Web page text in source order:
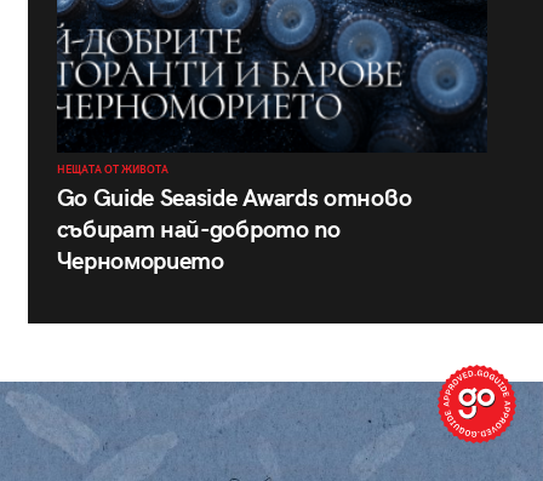
НЕЩАТА ОТ ЖИВОТА
Go Guide Seaside Awards отново
събират най-доброто по
Черноморието